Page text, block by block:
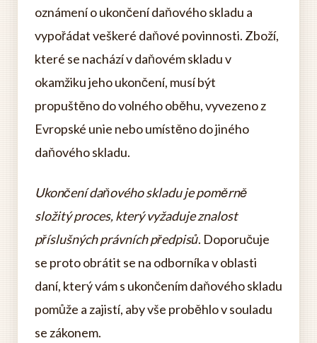
oznámení o ukončení daňového skladu a
vypořádat veškeré daňové povinnosti. Zboží,
které se nachází v daňovém skladu v
okamžiku jeho ukončení, musí být
propuštěno do volného oběhu, vyvezeno z
Evropské unie nebo umístěno do jiného
daňového skladu.
Ukončení daňového skladu je poměrně
složitý proces, který vyžaduje znalost
příslušných právních předpisů. Doporučuje
se proto obrátit se na odborníka v oblasti
daní, který vám s ukončením daňového skladu
pomůže a zajistí, aby vše proběhlo v souladu
se zákonem.